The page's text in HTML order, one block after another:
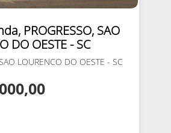
PROGRESSO, SAO
DO OESTE - SC
LOURENCO DO OESTE - SC